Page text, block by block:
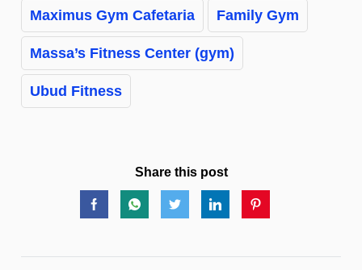
Maximus Gym Cafetaria Family Gym
Massa’s Fitness Center (gym)
Ubud Fitness
Share this post